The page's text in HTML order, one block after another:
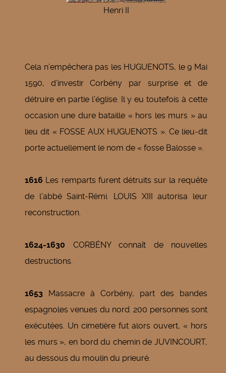
Henri II
Cela n’empêchera pas les HUGUENOTS, le 9 Mai
1590, d’investir Corbény par surprise et de
détruire en partie l’église. Il y eu toutefois à cette
occasion une dure bataille « hors les murs » au
lieu dit « FOSSE AUX HUGUENOTS ». Ce lieu-dit
porte actuellement le nom de « fosse Balosse ».
1616 Les remparts furent détruits sur la requête
de l’abbé Saint-Rémi. LOUIS XIII autorisa leur
reconstruction.
1624-1630 CORBÉNY connaît de nouvelles
destructions.
1653 Massacre à Corbény, part des bandes
espagnoles venues du nord. 200 personnes sont
exécutées. Un cimetière fut alors ouvert, « hors
les murs », en bord du chemin de JUVINCOURT,
au dessous du moulin du prieuré.